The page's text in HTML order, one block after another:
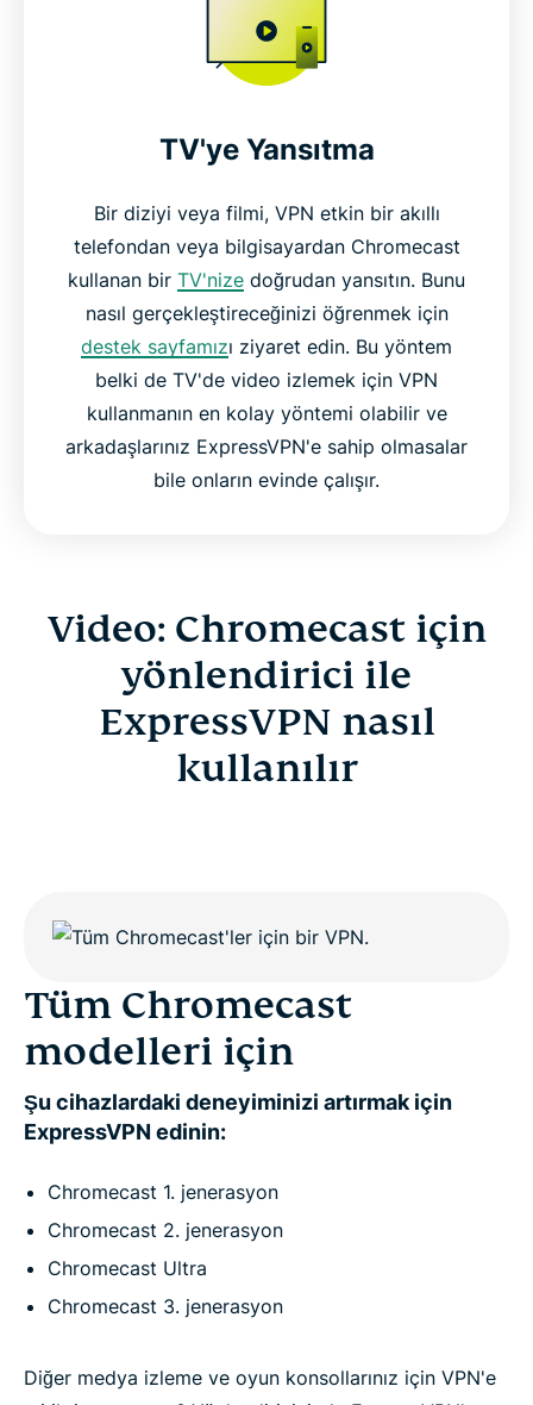
TV'ye Yansıtma
Bir diziyi veya filmi, VPN etkin bir akıllı
telefondan veya bilgisayardan Chromecast
kullanan bir TV'nize doğrudan yansıtın. Bunu
nasıl gerçekleştireceğinizi öğrenmek için
destek sayfamızı ziyaret edin. Bu yöntem
belki de TV'de video izlemek için VPN
kullanmanın en kolay yöntemi olabilir ve
arkadaşlarınız ExpressVPN'e sahip olmasalar
bile onların evinde çalışır.
Video: Chromecast için
yönlendirici ile
ExpressVPN nasıl
kullanılır
Tüm Chromecast
modelleri için
Şu cihazlardaki deneyiminizi artırmak için
ExpressVPN edinin:
Chromecast 1. jenerasyon
Chromecast 2. jenerasyon
Chromecast Ultra
Chromecast 3. jenerasyon
Diğer medya izleme ve oyun konsollarınız için VPN'e